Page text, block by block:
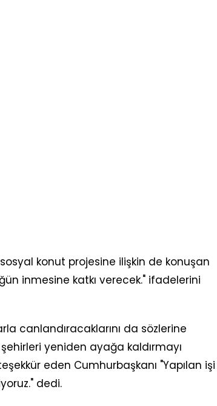
konut projesine ilişkin de konuşan
inmesine katkı verecek." ifadelerini
canlandıracaklarını da sözlerine
yeniden ayağa kaldırmayı
eden Cumhurbaşkanı "Yapılan işi
dedi.